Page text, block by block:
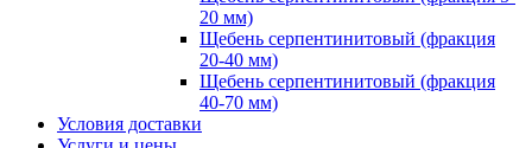
20 мм)
Щебень серпентинитовый (фракция
20-40 мм)
Щебень серпентинитовый (фракция
40-70 мм)
Условия доставки